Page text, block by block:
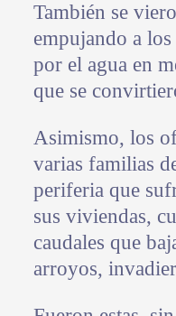
También se
empujando a
por el agua en
que se
Asimismo, los
varias familias
periferia que
sus viviendas,
caudales que
arroyos,